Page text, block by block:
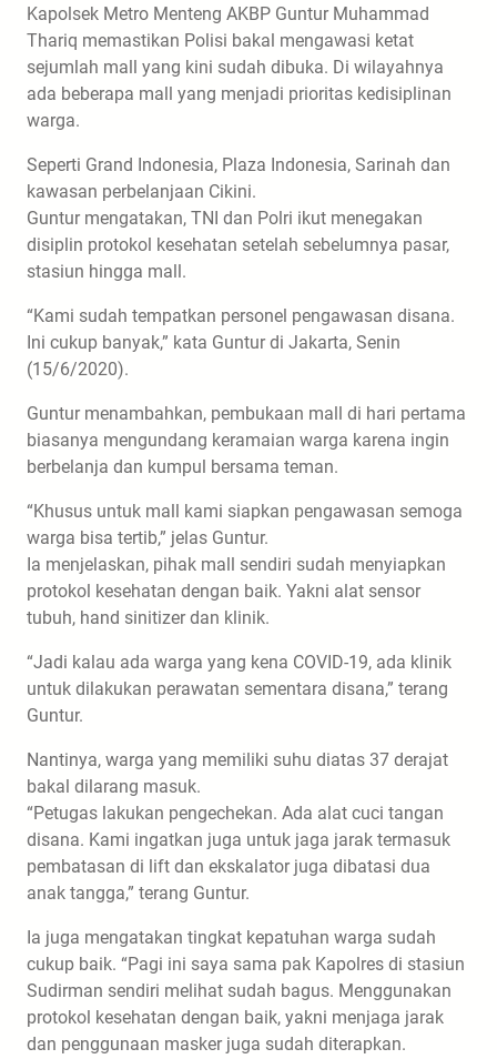
Kapolsek Metro Menteng AKBP Guntur Muhammad
Thariq memastikan Polisi bakal mengawasi ketat
sejumlah mall yang kini sudah dibuka. Di wilayahnya
ada beberapa mall yang menjadi prioritas kedisiplinan
warga.
Seperti Grand Indonesia, Plaza Indonesia, Sarinah dan
kawasan perbelanjaan Cikini.
Guntur mengatakan, TNI dan Polri ikut menegakan
disiplin protokol kesehatan setelah sebelumnya pasar,
stasiun hingga mall.
“Kami sudah tempatkan personel pengawasan disana.
Ini cukup banyak,” kata Guntur di Jakarta, Senin
(15/6/2020).
Guntur menambahkan, pembukaan mall di hari pertama
biasanya mengundang keramaian warga karena ingin
berbelanja dan kumpul bersama teman.
“Khusus untuk mall kami siapkan pengawasan semoga
warga bisa tertib,” jelas Guntur.
Ia menjelaskan, pihak mall sendiri sudah menyiapkan
protokol kesehatan dengan baik. Yakni alat sensor
tubuh, hand sinitizer dan klinik.
“Jadi kalau ada warga yang kena COVID-19, ada klinik
untuk dilakukan perawatan sementara disana,” terang
Guntur.
Nantinya, warga yang memiliki suhu diatas 37 derajat
bakal dilarang masuk.
“Petugas lakukan pengechekan. Ada alat cuci tangan
disana. Kami ingatkan juga untuk jaga jarak termasuk
pembatasan di lift dan ekskalator juga dibatasi dua
anak tangga,” terang Guntur.
Ia juga mengatakan tingkat kepatuhan warga sudah
cukup baik. “Pagi ini saya sama pak Kapolres di stasiun
Sudirman sendiri melihat sudah bagus. Menggunakan
protokol kesehatan dengan baik, yakni menjaga jarak
dan penggunaan masker juga sudah diterapkan.